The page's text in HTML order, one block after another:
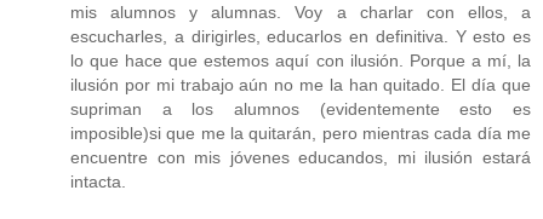
mis alumnos y alumnas. Voy a charlar con ellos, a
escucharles, a dirigirles, educarlos en definitiva. Y esto es
lo que hace que estemos aquí con ilusión. Porque a mí, la
ilusión por mi trabajo aún no me la han quitado. El día que
supriman a los alumnos (evidentemente esto es
imposible)si que me la quitarán, pero mientras cada día me
encuentre con mis jóvenes educandos, mi ilusión estará
intacta.